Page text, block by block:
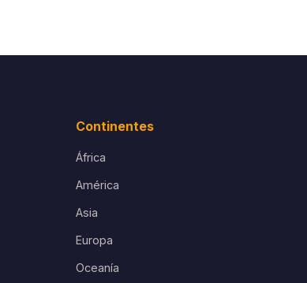
Continentes
África
América
Asia
Europa
Oceanía